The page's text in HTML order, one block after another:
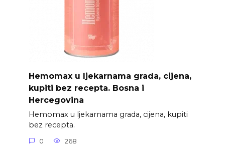
Hemomax u ljekarnama grada, cijena,
kupiti bez recepta. Bosna i
Hercegovina
Hemomax u ljekarnama grada, cijena, kupiti
bez recepta.
0 268